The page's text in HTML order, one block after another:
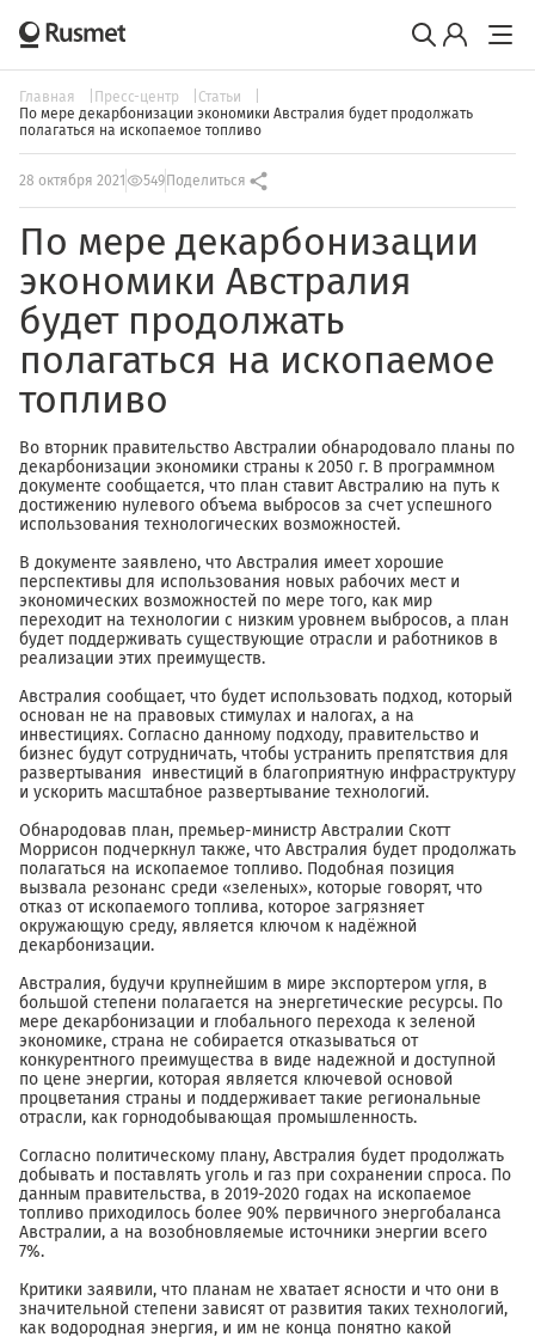
Главная Пресс-центр
Статьи
По мере декарбонизации экономики Австралия будет продолжать
полагаться на ископаемое топливо
28 октября 2021 549 Поделиться
По мере декарбонизации
экономики Австралия
будет продолжать
полагаться на ископаемое
топливо
Во вторник правительство Австралии обнародовало планы по
декарбонизации экономики страны к 2050 г. В программном
документе сообщается, что план ставит Австралию на путь к
достижению нулевого объема выбросов за счет успешного
использования технологических возможностей.
В документе заявлено, что Австралия имеет хорошие
перспективы для использования новых рабочих мест и
экономических возможностей по мере того, как мир
переходит на технологии с низким уровнем выбросов, а план
будет поддерживать существующие отрасли и работников в
реализации этих преимуществ.
Австралия сообщает, что будет использовать подход, который
основан не на правовых стимулах и налогах, а на
инвестициях. Согласно данному подходу, правительство и
бизнес будут сотрудничать, чтобы устранить препятствия для
развертывания инвестиций в благоприятную инфраструктуру
и ускорить масштабное развертывание технологий.
Обнародовав план, премьер-министр Австралии Скотт
Моррисон подчеркнул также, что Австралия будет продолжать
полагаться на ископаемое топливо. Подобная позиция
вызвала резонанс среди «зеленых», которые говорят, что
отказ от ископаемого топлива, которое загрязняет
окружающую среду, является ключом к надёжной
декарбонизации.
Австралия, будучи крупнейшим в мире экспортером угля, в
большой степени полагается на энергетические ресурсы. По
мере декарбонизации и глобального перехода к зеленой
экономике, страна не собирается отказываться от
конкурентного преимущества в виде надежной и доступной
по цене энергии, которая является ключевой основой
процветания страны и поддерживает такие региональные
отрасли, как горнодобывающая промышленность.
Согласно политическому плану, Австралия будет продолжать
добывать и поставлять уголь и газ при сохранении спроса. По
данным правительства, в 2019-2020 годах на ископаемое
топливо приходилось более 90% первичного энергобаланса
Австралии, а на возобновляемые источники энергии всего
7%.
Критики заявили, что планам не хватает ясности и что они в
значительной степени зависят от развития таких технологий,
как водородная энергия, и им не конца понятно какой